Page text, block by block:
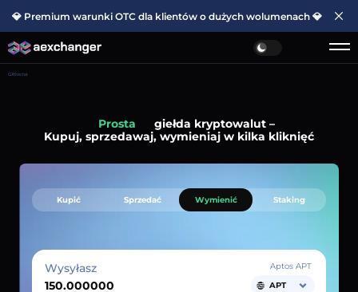
💎 Premium warunki OTC dla klientów o dużych wolumenach 💎
Główna
Prosta
giełda kryptowalut –
Kupuj, sprzedawaj, wymieniaj w kilka kliknięć
Kupić Sprzedać Wymienić Staking
Wysyłasz
Aptos APT
APT